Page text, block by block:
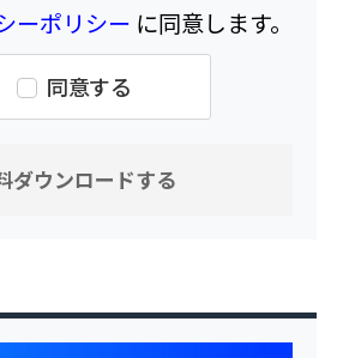
ーポリシー に同意します。
同意する